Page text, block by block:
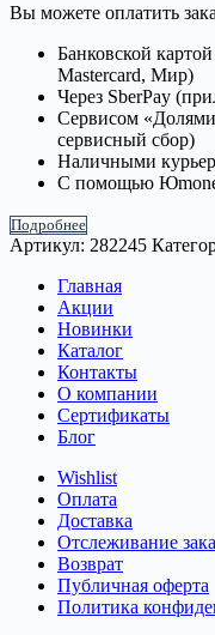
Вы можете оплатить
Банковской
Mastercard, Мир)
Через SberPay
Сервисом
сервисный сбор)
Наличными
С помощью
Подробнее
Артикул: 282245
Главная
Акции
Новинки
Каталог
Контакты
О компании
Сертификаты
Блог
Wishlist
Оплата
Доставка
Отслеживание
Возврат
Публичная оферта
Политика